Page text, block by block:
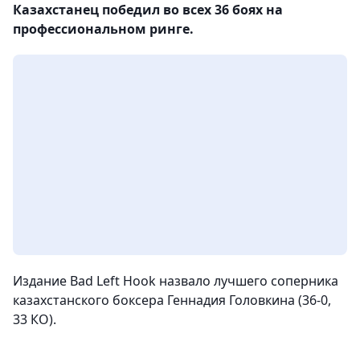
Казахстанец победил во всех 36 боях на
профессиональном ринге.
Издание Bad Left Hook назвало лучшего соперника
казахстанского боксера Геннадия Головкина (36-0,
33 КО).